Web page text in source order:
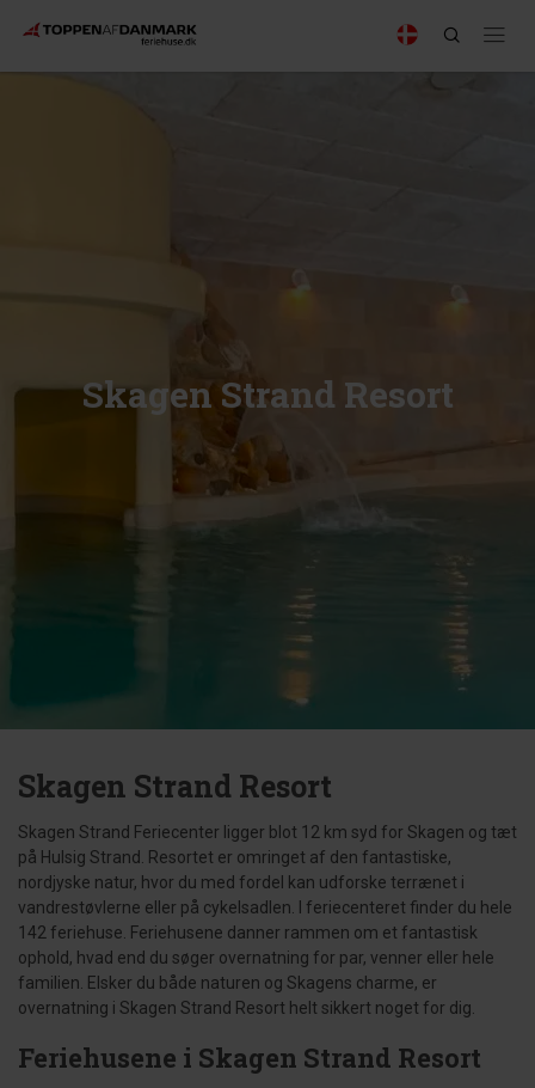
Skagen Strand Resort
Skagen Strand Resort
Skagen Strand Feriecenter ligger blot 12 km syd for Skagen og tæt
på Hulsig Strand. Resortet er omringet af den fantastiske,
nordjyske natur, hvor du med fordel kan udforske terrænet i
vandrestøvlerne eller på cykelsadlen. I feriecenteret finder du hele
142 feriehuse. Feriehusene danner rammen om et fantastisk
ophold, hvad end du søger overnatning for par, venner eller hele
familien. Elsker du både naturen og Skagens charme, er
overnatning i Skagen Strand Resort helt sikkert noget for dig.
Feriehusene i Skagen Strand Resort